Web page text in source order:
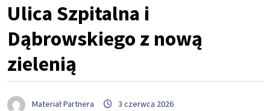
Ulica Szpitalna i
Dąbrowskiego z nową
zielenią
Materiał Partnera 3 czerwca 2026